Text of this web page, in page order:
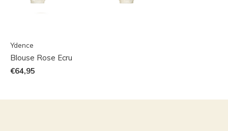
Ydence
Blouse Rose Ecru
€64,95